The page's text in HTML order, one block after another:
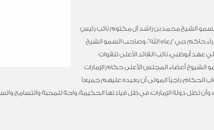
الشيخ محمد بن راشد آل مكتوم نائب رئيس
حاكم دبي “رعاه الله”، وصاحب السمو الشيخ
عهد أبوظبي، نائب القائد الأعلى للقوات
الشيوخ أعضاء المجلس الأعلى حكام الإمارات
الحكام، راجياً المولى أن يعيده عليهم جميعاً
وأن تظل دولة الإمارات، في ظل قيادتها الحكيمة، واحة للمحبة والتسامح